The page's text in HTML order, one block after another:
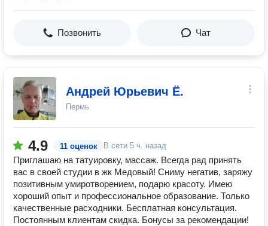
Позвонить Чат
Андрей Юрьевич Ё.
Пермь
4.9 11 оценок В сети 5 ч. назад
Приглашаю на татуировку, массаж. Всегда рад принять
вас в своей студии в жк Медовый! Сниму негатив, заряжу
позитивным умиротворением, подарю красоту. Имею
хороший опыт и профессиональное образование. Только
качественные расходники. Бесплатная консультация.
Постоянным клиентам скидка. Бонусы за рекомендации!